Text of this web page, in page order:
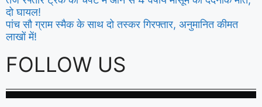
दो घायल!
पांच सौ ग्राम स्मैक के साथ दो तस्कर गिरफ्तार, अनुमानित कीमत
लाखों में!
FOLLOW US